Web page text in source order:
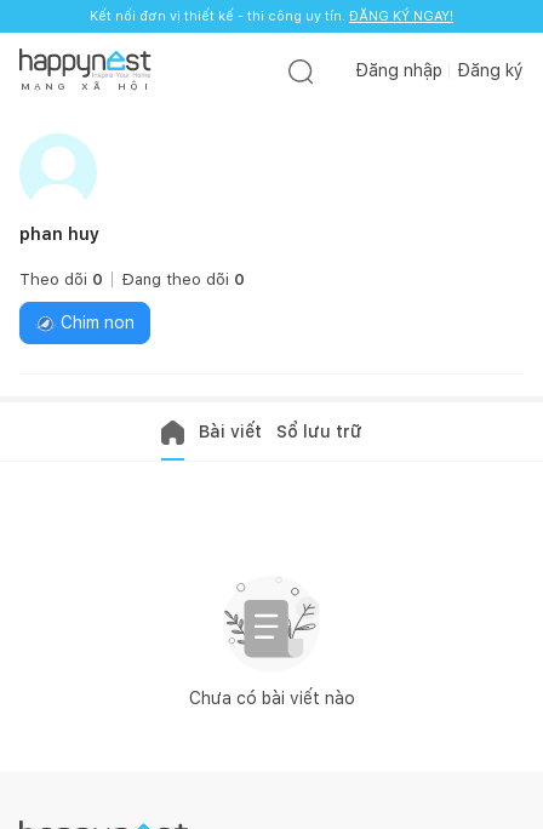
Kết nối đơn vị thiết kế - thi công uy tín. ĐĂNG KÝ NGAY!
M Ạ N G X Ã H Ộ I
Đăng nhập Đăng ký
phan huy
Theo dõi 0 Đang theo dõi 0
Chim non
Bài viết Sổ lưu trữ
Chưa có bài viết nào